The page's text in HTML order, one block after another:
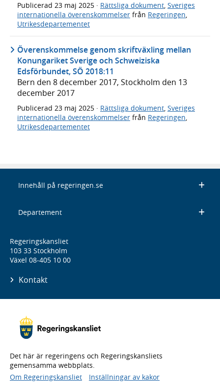
Publicerad 23 maj 2025 · Rättsliga dokument, Sveriges
internationella överenskommelser från Regeringen,
Utrikesdepartementet
Överenskommelse genom skriftväxling mellan
Konungariket Sverige och Schweiziska
Edsförbundet, SÖ 2018:11
Bern den 8 december 2017, Stockholm den 13
december 2017
Publicerad 23 maj 2025 · Rättsliga dokument Sveriges
internationella överenskommelser från Regeringen
Utrikesdepartementet
Innehåll på regeringen.se
Departement
Regeringskansliet
103 33 Stockholm
Växel 08-405 10 00
Kontakt
Det här är regeringens och Regeringskansliets
gemensamma webbplats.
Om Regeringskansliet
Inställningar av kakor